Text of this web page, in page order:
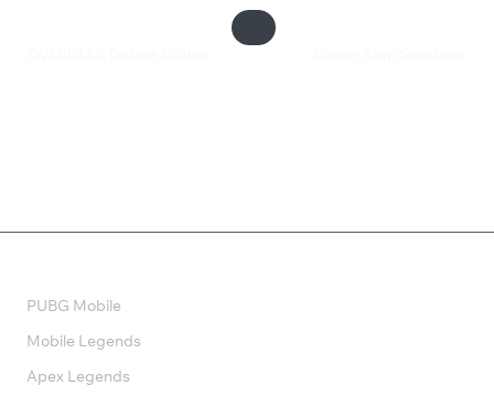
PUBG Mobile
Mobile Legends
Apex Legends